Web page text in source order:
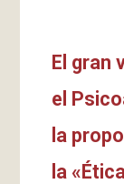
El gran
el
la
la